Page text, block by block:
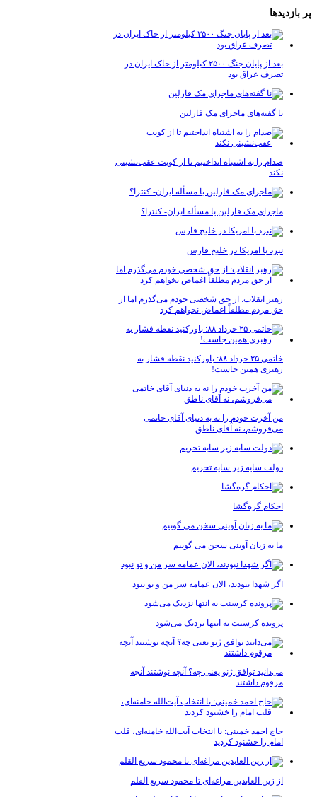
پر بازدیدها
بعد از پایان جنگ ۲۵۰۰ کیلومتر از خاک ایران در
تصرف عراق بود
نا گفته‌های ماجرای مک فارلین
صدام را به اشتباه انداختیم تا از کویت عقب‌نشینی
نکند
ماجرای مک فارلین یا مسأله ایران- کنترا؟
نبرد با امریکا در خلیج فارس
رهبر انقلاب: از حق شخصی خودم می‌گذرم اما از
حق مردم مطلقاً اغماض نخواهم کرد
خاتمی ۲۵ خرداد ۸۸: باورکنید نقطه فشار به
رهبری همین جاست!
من آخرت خودم را نه به دنیای آقای خاتمی
می‌فروشم، نه آقای ناطق
دولت سایه زیر سایه تحریم
احکام گره‌گشا
ما به زبان آوینی سخن می گوییم
اگر شهدا نبودند، الان عمامه سر من و تو نبود
پرونده کرسنت به انتها نزدیک می‌شود
می‌دانید توافق ژنو یعنی چه؟ آنچه نوشتند آنچه
مرقوم داشتند
حاج احمد خمینی: با انتخاب آیت‌الله خامنه‌ای، قلب
امام را خشنود کردید
از زین العابدین مراغه‌ای تا محمود سریع القلم